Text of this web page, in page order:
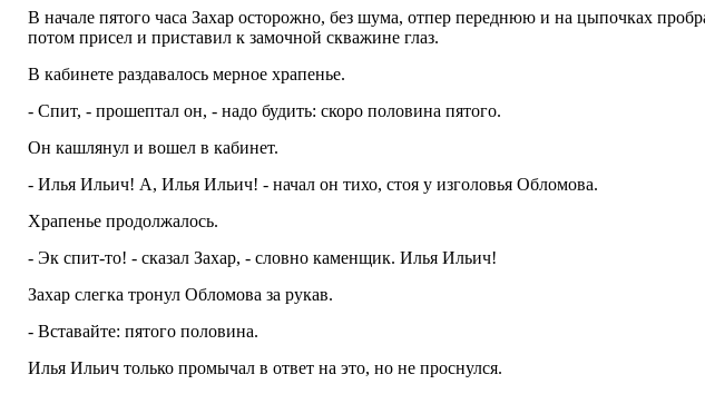
В начале пятого часа Захар осторожно, без шума, отпер переднюю и на цыпочках
потом присел и приставил к замочной скважине глаз.
В кабинете раздавалось мерное храпенье.
- Спит, - прошептал он, - надо будить: скоро половина пятого.
Он кашлянул и вошел в кабинет.
- Илья Ильич! А, Илья Ильич! - начал он тихо, стоя у изголовья Обломова.
Храпенье продолжалось.
- Эк спит-то! - сказал Захар, - словно каменщик. Илья Ильич!
Захар слегка тронул Обломова за рукав.
- Вставайте: пятого половина.
Илья Ильич только промычал в ответ на это, но не проснулся.